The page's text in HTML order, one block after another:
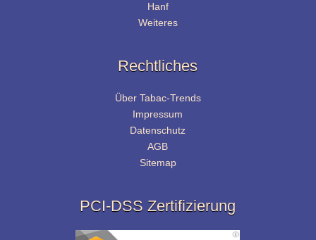
Hanf
Weiteres
Rechtliches
Über Tabac-Trends
Impressum
Datenschutz
AGB
Sitemap
PCI-DSS Zertifizierung